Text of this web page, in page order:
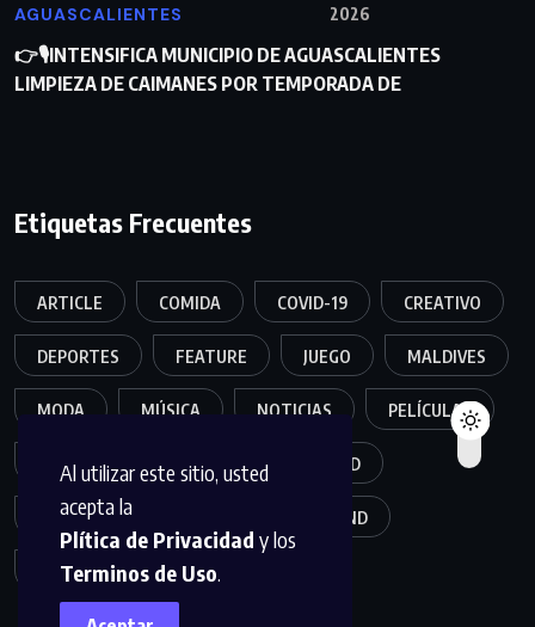
Al utilizar este sitio, usted
acepta la
Plítica de Privacidad y los
Terminos de Uso.
AGUASCALIENTES
2026
👉🎙INTENSIFICA MUNICIPIO DE AGUASCALIENTES
LIMPIEZA DE CAIMANES POR TEMPORADA DE
Etiquetas Frecuentes
ARTICLE COMIDA COVID-19 CREATIVO
DEPORTES FEATURE JUEGO MALDIVES
MODA MÚSICA NOTICIAS PELÍCULAS
POPULER SALUD SEGURIDAD
TECNOLOGÍA TREND
TRENDING VIDEO